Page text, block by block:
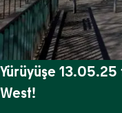
Yürüyüşe
West!